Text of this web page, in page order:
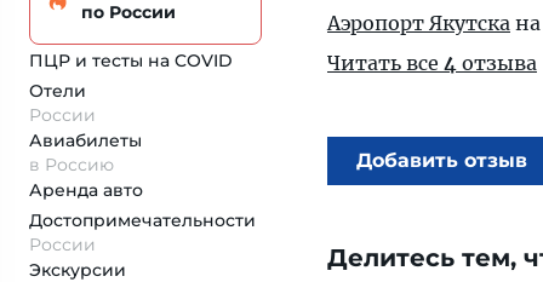
по России
ПЦР и тесты на COVID
Отели
России
Авиабилеты
в Россию
Аренда авто
Достопримеча­тельности
России
Экскурсии
Аэропорт Якутска
Читать все 4 отзыва
Добавить отзыв
Делитесь тем,